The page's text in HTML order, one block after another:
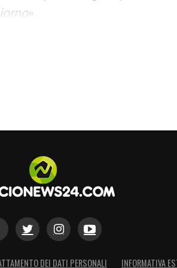
».
DEI DATI PERSONALI INFORMATIVA